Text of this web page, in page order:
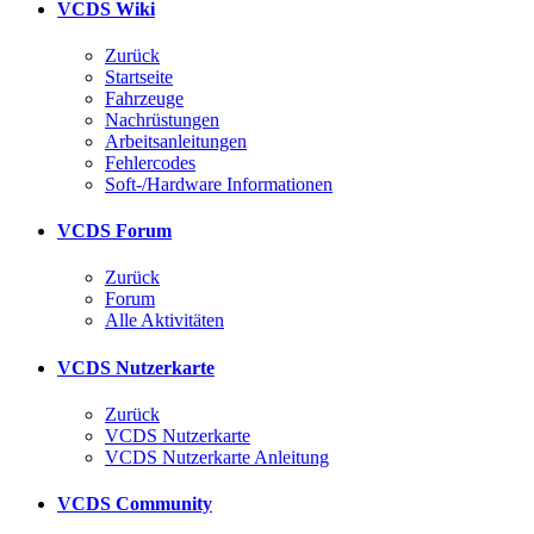
VCDS Wiki
Zurück
Startseite
Fahrzeuge
Nachrüstungen
Arbeitsanleitungen
Fehlercodes
Soft-/Hardware Informationen
VCDS Forum
Zurück
Forum
Alle Aktivitäten
VCDS Nutzerkarte
Zurück
VCDS Nutzerkarte
VCDS Nutzerkarte Anleitung
VCDS Community